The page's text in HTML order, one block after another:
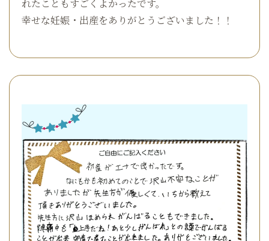
れたこともすごくよかったです。
幸せな妊娠・出産をありがとうございました！！